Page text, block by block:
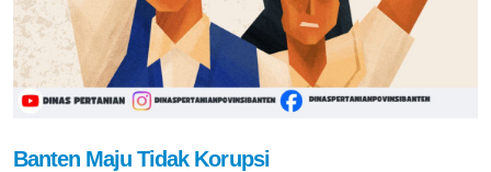
Banten Maju Tidak Korupsi